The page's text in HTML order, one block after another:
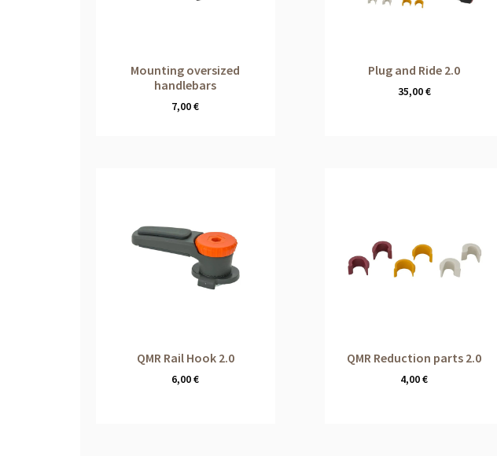
Mounting oversized
handlebars
7,00€
Plug and Ride 2.0
35,00€
QMR Rail Hook 2.0
6,00€
QMR Reduction parts 2.0
4,00€